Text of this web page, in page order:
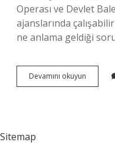
Operası ve Devlet
ajanslarında
ne anlama geldiği
Devamını okuyun
Kime
Sitemap